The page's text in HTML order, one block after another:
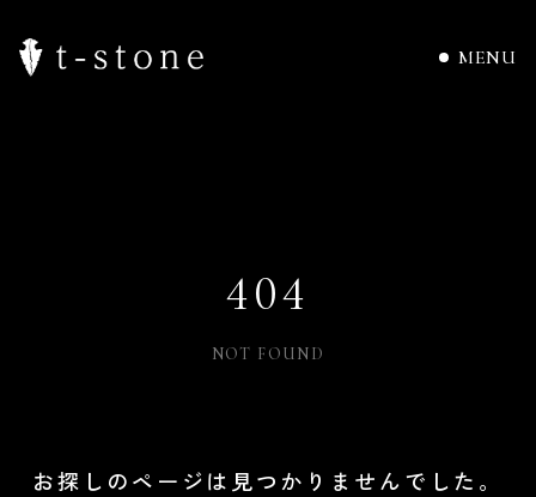
MENU
404
NOT FOUND
お探しのページは見つかりませんでした。